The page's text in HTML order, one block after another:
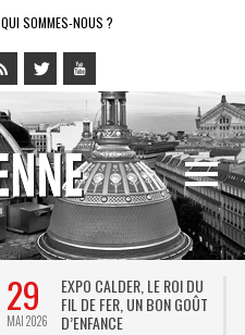
QUI SOMMES-NOUS ?
29
MAI 2026
EXPO CALDER, LE ROI DU
FIL DE FER, UN BON GOÛT
D’ENFANCE